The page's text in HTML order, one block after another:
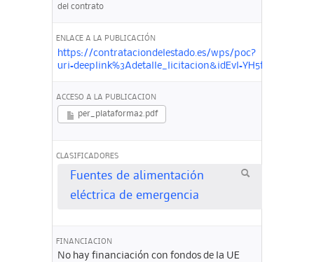
del contrato
ENLACE A LA PUBLICACIÓN
https://contrataciondelestado.es/wps/poc?
ACCESO A LA PUBLICACION
per_plataforma2.pdf
CLASIFICADORES
Fuentes de alimentación
eléctrica de emergencia
FINANCIACION
No hay financiación con fondos de la UE